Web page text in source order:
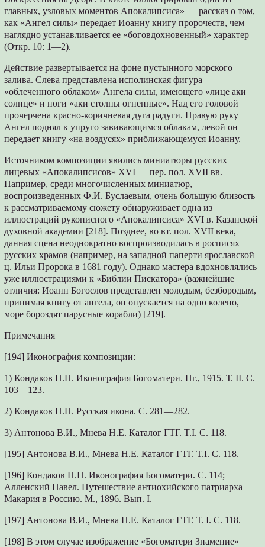
главных, узловых моментов Апокалипсиса» — рассказ о том,
как «Ангел силы» передает Иоанну книгу пророчеств, чем
наглядно устанавливается ее «боговдохновенный» характер
(Откр. 10: 1—2).
Действие развертывается на фоне пустынного морского
залива. Слева представлена исполинская фигура
«облеченного облаком» Ангела силы, имеющего «лице аки
солнце» и ноги «аки столпы огненные». Над его головой
прочерчена красно-коричневая дуга радуги. Правую руку
Ангел поднял к упруго завивающимся облакам, левой он
передает книгу «на воздусях» приближающемуся Иоанну.
Источником композиции явились миниатюры русских
лицевых «Апокалипсисов» XVI — пер. пол. XVII вв.
Например, среди многочисленных миниатюр,
воспроизведенных Ф.И. Буслаевым, очень большую близость
к рассматриваемому сюжету обнаруживает одна из
иллюстраций рукописного «Апокалипсиса» XVI в. Казанской
духовной академии [218]. Позднее, во вт. пол. XVII века,
данная сцена неоднократно воспроизводилась в росписях
русских храмов (например, на западной паперти ярославской
ц. Ильи Пророка в 1681 году). Однако мастера вдохновлялись
уже иллюстрациями к «Библии Пискатора» (важнейшие
отличия: Иоанн Богослов представлен молодым, безбородым,
принимая книгу от ангела, он опускается на одно колено,
море бороздят парусные корабли) [219].
Примечания
[194] Иконография композиции:
1) Кондаков Н.П. Иконография Богоматери. Пг., 1915. Т. II. С.
103—123.
2) Кондаков Н.П. Русская икона. С. 281—282.
3) Антонова В.И., Мнева Н.Е. Каталог ГТГ. T.I. С. 118.
[195] Антонова В.И., Мнева Н.Е. Каталог ГТГ. T.I. С. 118.
[196] Кондаков Н.П. Иконография Богоматери. С. 114;
Алленский Павел. Путешествие антиохийского патриарха
Макария в Россию. М., 1896. Вып. I.
[197] Антонова В.И., Мнева Н.Е. Каталог ГТГ. Т. I. С. 118.
[198] В этом случае изображение «Богоматери Знамение»